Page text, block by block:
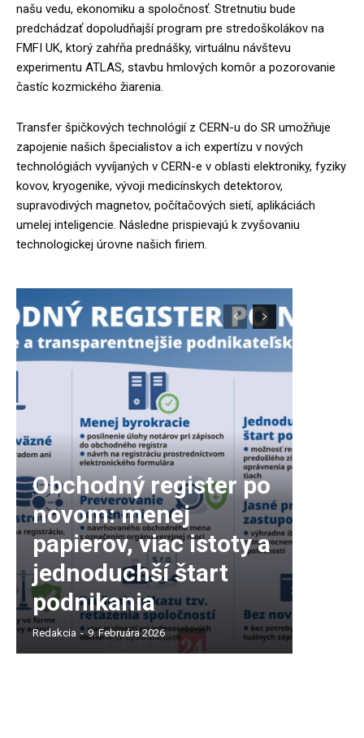
našu vedu, ekonomiku a spoločnosť. Stretnutiu bude
predchádzať dopoludňajší program pre stredoškolákov na
FMFI UK, ktorý zahŕňa prednášky, virtuálnu návštevu
experimentu ATLAS, stavbu hmlových komôr a pozorovanie
častíc kozmického žiarenia.
Transfer špičkových technológií z CERN-u do SR umožňuje
zapojenie našich špecialistov a ich expertízu v nových
technológiách vyvíjaných v CERN-e v oblasti elektroniky, fyziky
kovov, kryogenike, vývoji medicínskych detektorov,
supravodivých magnetov, počítačových sietí, aplikáciách
umelej inteligencie. Následne prispievajú k zvyšovaniu
technologickej úrovne našich firiem.
Obchodný register po
novom: menej
papierov, viac istoty a
jednoduchší štart
podnikania
Redakcia - 9. Februára 2026